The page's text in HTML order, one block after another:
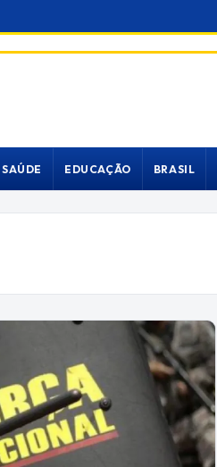
SAÚDE EDUCAÇÃO BRASIL